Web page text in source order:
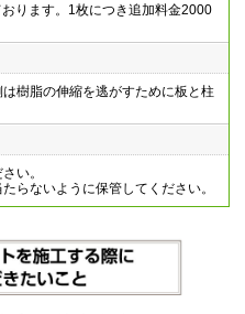
ります。1枚につき追加料金2000
樹脂の伸縮を逃がすために板と柱
い。
らないように保管してください。